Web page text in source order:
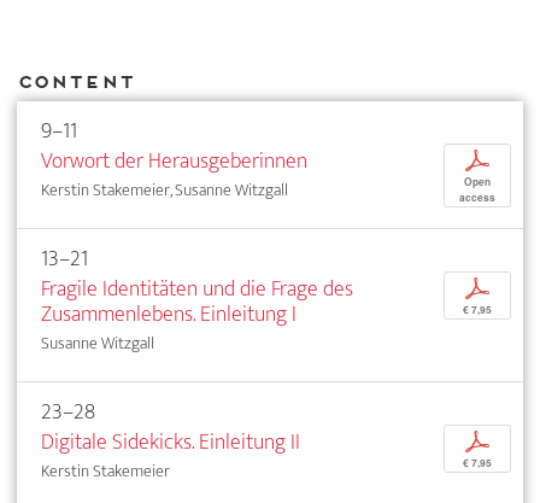
Content
9–11
Vorwort der Herausgeberinnen
Kerstin Stakemeier, Susanne Witzgall
p
Open
access
13–21
Fragile Identitäten und die Frage des
Zusammenlebens. Einleitung I
Susanne Witzgall
p
€ 7,95
23–28
Digitale Sidekicks. Einleitung II
Kerstin Stakemeier
p
€ 7,95